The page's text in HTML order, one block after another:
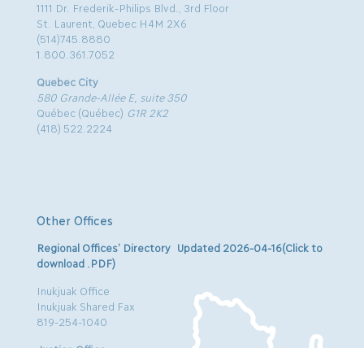
1111 Dr. Frederik-Philips Blvd., 3rd Floor
St. Laurent, Quebec H4M 2X6
(514)745.8880
1.800.361.7052
Quebec City
580 Grande-Allée E, suite 350
Québec (Québec) G1R 2K2
(418) 522.2224
Other Offices
Regional Offices’ Directory Updated 2026-04-16(Click to
download .PDF)
Inukjuak Office
Inukjuak Shared Fax
819-254-1040